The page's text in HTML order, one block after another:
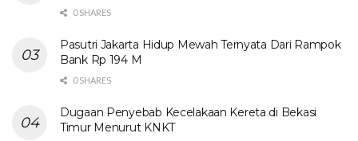
0 SHARES
Pasutri Jakarta Hidup Mewah Ternyata Dari Rampok
Bank Rp 194 M
0 SHARES
Dugaan Penyebab Kecelakaan Kereta di Bekasi
Timur Menurut KNKT